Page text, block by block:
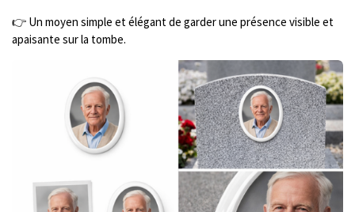
👉 Un moyen simple et élégant de garder une présence visible et
apaisante sur la tombe.